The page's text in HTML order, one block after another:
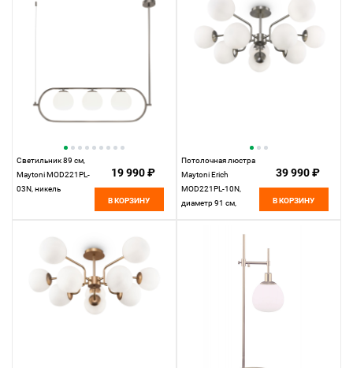
Светильник 89 см,
Maytoni MOD221PL-
03N, никель
19 990 ₽
В КОРЗИНУ
Потолочная люстра
Maytoni Erich
MOD221PL-10N,
диаметр 91 см,
39 990 ₽
В КОРЗИНУ